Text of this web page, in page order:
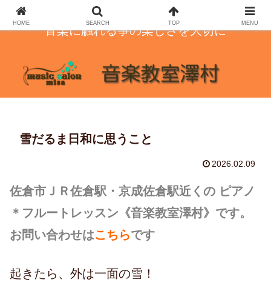
音楽に触れる事の楽しさを大切に
雪だるま日和に思うこと
2026.02.09
佐倉市ＪＲ佐倉駅・京成佐倉駅近くの ピアノ
＊フルートレッスン 《音楽教室澤村》です。
お問い合わせはこちらです
起きたら、外は一面の雪！
HOME SEARCH TOP MENU